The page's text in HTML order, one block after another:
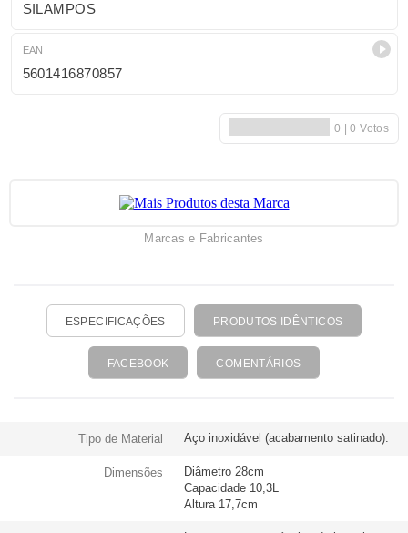
SILAMPOS
EAN
5601416870857
Marcas e Fabricantes
ESPECIFICAÇÕES PRODUTOS IDÊNTICOS
FACEBOOK COMENTÁRIOS
Tipo de Material Aço inoxidável (acabamento satinado).
Dimensões
Diâmetro 28cm
Capacidade 10,3L
Altura 17,7cm